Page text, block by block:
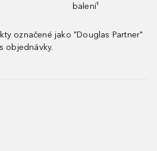
balení¹
označené jako "Douglas Partner"
objednávky.